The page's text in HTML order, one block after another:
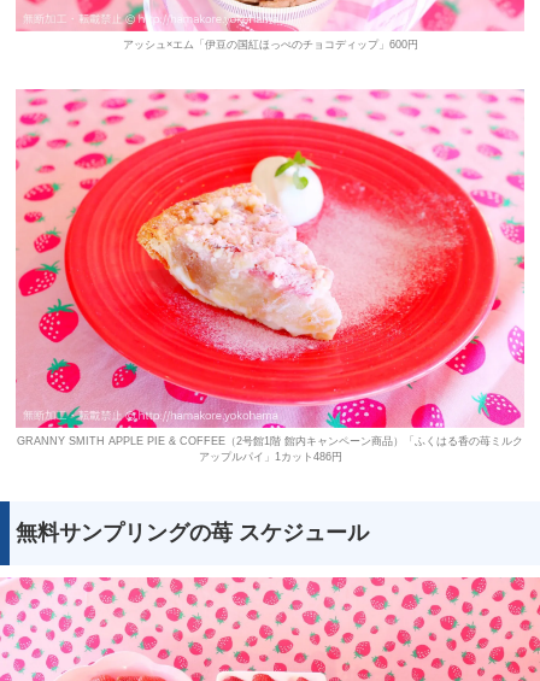
アッシュ×エム「伊豆の国紅ほっぺのチョコディップ」600円
GRANNY SMITH APPLE PIE & COFFEE（2号館1階 館内キャンペーン商品）「ふくはる香の苺ミルク
アップルパイ」1カット486円
無料サンプリングの苺 スケジュール